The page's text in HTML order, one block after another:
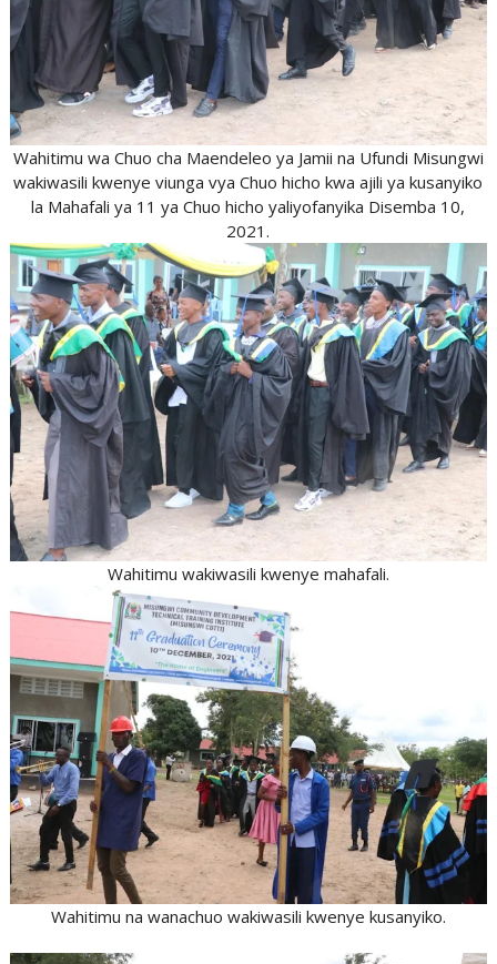
Wahitimu wa Chuo cha Maendeleo ya Jamii na Ufundi Misungwi
wakiwasili kwenye viunga vya Chuo hicho kwa ajili ya kusanyiko
la Mahafali ya 11 ya Chuo hicho yaliyofanyika Disemba 10,
2021.
Wahitimu wakiwasili kwenye mahafali.
Wahitimu na wanachuo wakiwasili kwenye kusanyiko.